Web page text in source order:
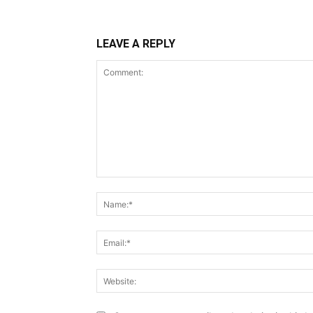
LEAVE A REPLY